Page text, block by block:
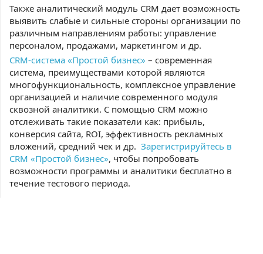
Также аналитический модуль CRM дает возможность
выявить слабые и сильные стороны организации по
различным направлениям работы: управление
персоналом, продажами, маркетингом и др.
CRM-система «Простой бизнес» – современная
система, преимуществами которой являются
многофункциональность, комплексное управление
организацией и наличие современного модуля
сквозной аналитики. С помощью CRM можно
отслеживать такие показатели как: прибыль,
конверсия сайта, ROI, эффективность рекламных
вложений, средний чек и др. Зарегистрируйтесь в
CRM «Простой бизнес», чтобы попробовать
возможности программы и аналитики бесплатно в
течение тестового периода.